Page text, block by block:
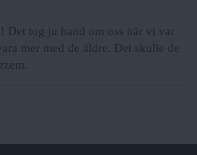
Det tog ju hand om oss när vi var
mer med de äldre. Det skulle de